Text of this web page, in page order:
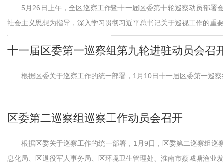
5月26日上午，全区巡察工作暨十一届区委第十轮巡察动员部署
社会主义思想为指导，深入学习贯彻习近平总书记关于巡视工作的重
十一届区委第一巡察组第九轮进驻动员会召
根据区委关于巡察工作的统一部署，1月10日十一届区委第一巡
区委第二巡察组巡察工作动员会召开
根据区委关于巡察工作的统一部署，1月9日，区委第二巡察组巡
息化局、区退役军人事务局、区环境卫生管理处、淮南市蔡城塘渔业